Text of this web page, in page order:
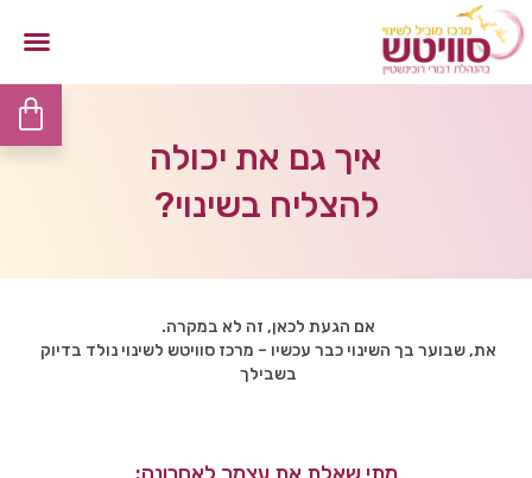
איך גם את יכולה
להצליח בשינוי?
אם הגעת לכאן, זה לא במקרה.
את, שבוער בך השינוי כבר עכשיו – מרכז סוויטש לשינוי נולד בדיוק
בשבילך